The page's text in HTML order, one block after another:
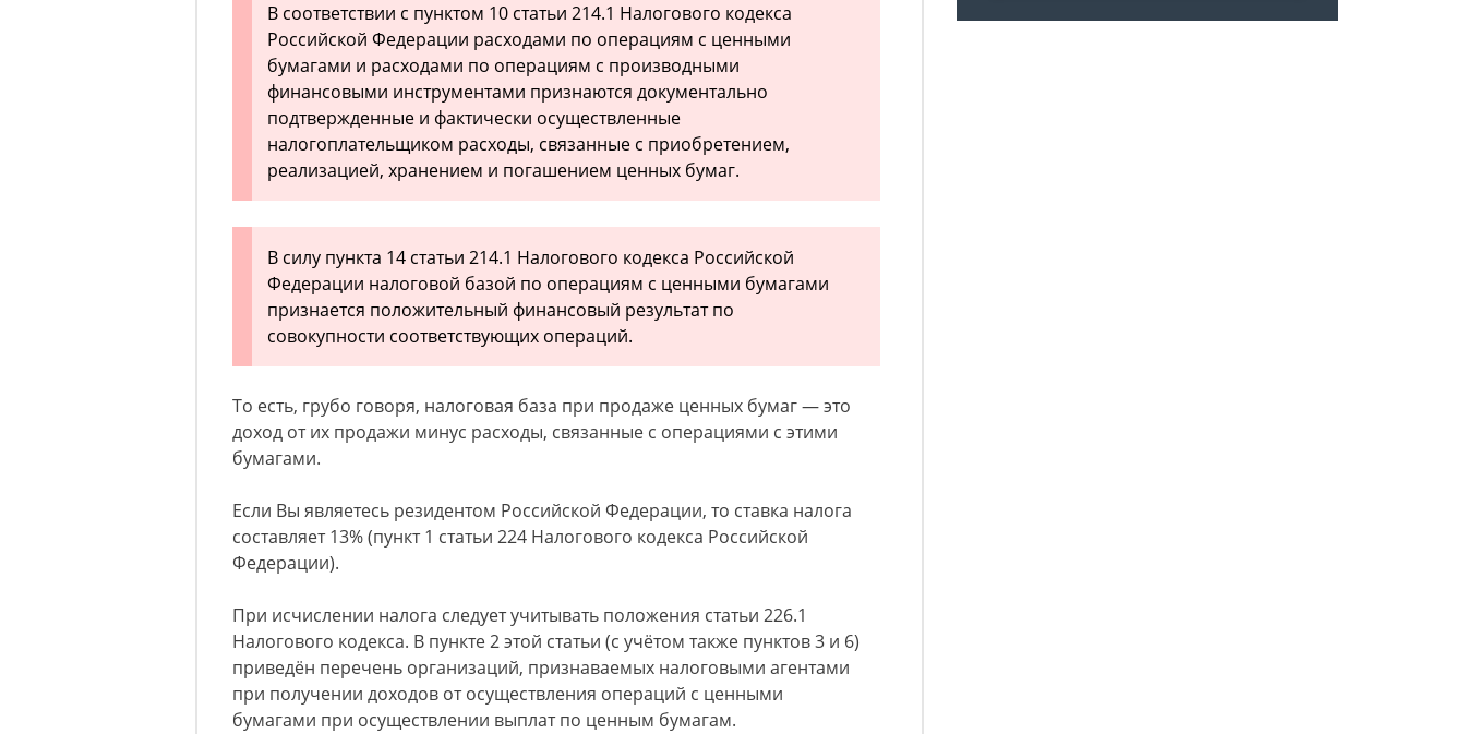
В соответствии с пунктом 10 статьи 214.1 Налогового кодекса
Российской Федерации расходами по операциям с ценными
бумагами и расходами по операциям с производными
финансовыми инструментами признаются документально
подтвержденные и фактически осуществленные
налогоплательщиком расходы, связанные с приобретением,
реализацией, хранением и погашением ценных бумаг.
В силу пункта 14 статьи 214.1 Налогового кодекса Российской
Федерации налоговой базой по операциям с ценными бумагами
признается положительный финансовый результат по
совокупности соответствующих операций.
То есть, грубо говоря, налоговая база при продаже ценных бумаг — это
доход от их продажи минус расходы, связанные с операциями с этими
бумагами.
Если Вы являетесь резидентом Российской Федерации, то ставка налога
составляет 13% (пункт 1 статьи 224 Налогового кодекса Российской
Федерации).
При исчислении налога следует учитывать положения статьи 226.1
Налогового кодекса. В пункте 2 этой статьи (с учётом также пунктов 3 и 6)
приведён перечень организаций, признаваемых налоговыми агентами
при получении доходов от осуществления операций с ценными
бумагами при осуществлении выплат по ценным бумагам.